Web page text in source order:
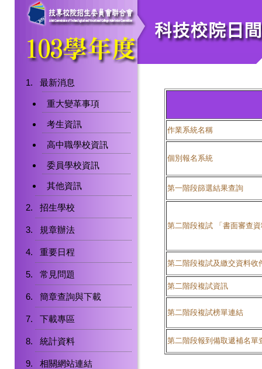
最新消息
重大變革事項
考生資訊
高中職學校資訊
委員學校資訊
其他資訊
招生學校
規章辦法
重要日程
常見問題
簡章查詢與下載
下載專區
統計資料
相關網站連結
作業系統名稱
個別報名系統
第一階段篩選結果查詢
第二階段複試 「書面審查
第二階段複試及繳交資料收
第二階段複試資訊
第二階段複試榜單連結
第二階段報到備取遞補名單